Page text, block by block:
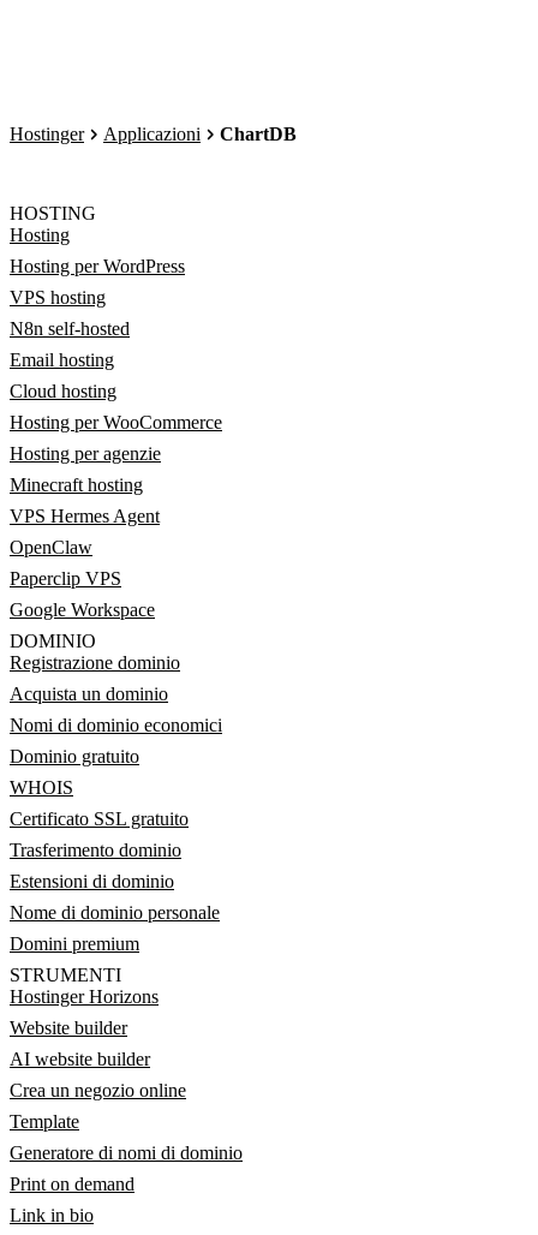
Hostinger Applicazioni ChartDB
HOSTING
Hosting
Hosting per WordPress
VPS hosting
N8n self-hosted
Email hosting
Cloud hosting
Hosting per WooCommerce
Hosting per agenzie
Minecraft hosting
VPS Hermes Agent
OpenClaw
Paperclip VPS
Google Workspace
DOMINIO
Registrazione dominio
Acquista un dominio
Nomi di dominio economici
Dominio gratuito
WHOIS
Certificato SSL gratuito
Trasferimento dominio
Estensioni di dominio
Nome di dominio personale
Domini premium
STRUMENTI
Hostinger Horizons
Website builder
AI website builder
Crea un negozio online
Template
Generatore di nomi di dominio
Print on demand
Link in bio